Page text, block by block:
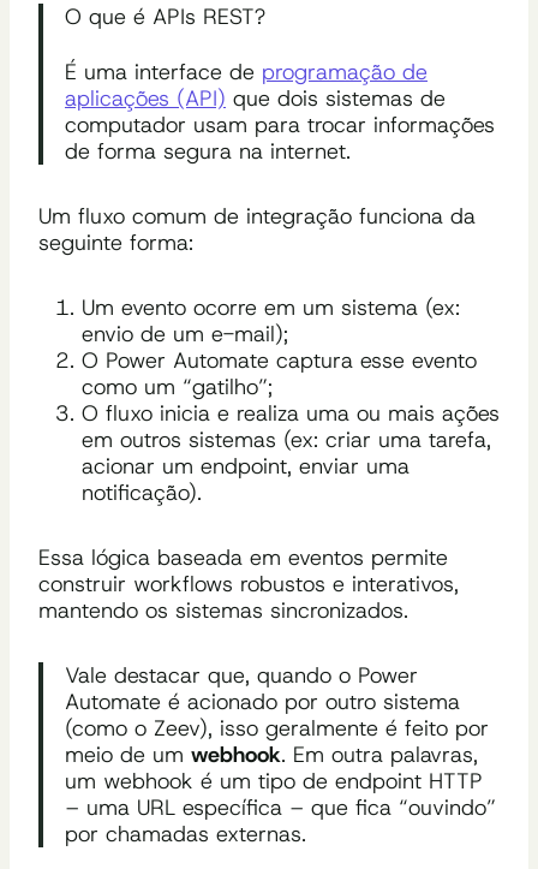
O que é APIs REST?
É uma interface de programação de
aplicações (API) que dois sistemas de
computador usam para trocar informações
de forma segura na internet.
Um fluxo comum de integração funciona da
seguinte forma:
Um evento ocorre em um sistema (ex:
envio de um e-mail);
O Power Automate captura esse evento
como um “gatilho”;
O fluxo inicia e realiza uma ou mais ações
em outros sistemas (ex: criar uma tarefa,
acionar um endpoint, enviar uma
notificação).
Essa lógica baseada em eventos permite
construir workflows robustos e interativos,
mantendo os sistemas sincronizados.
Vale destacar que, quando o Power
Automate é acionado por outro sistema
(como o Zeev), isso geralmente é feito por
meio de um webhook. Em outra palavras,
um webhook é um tipo de endpoint HTTP
– uma URL específica – que fica “ouvindo”
por chamadas externas.